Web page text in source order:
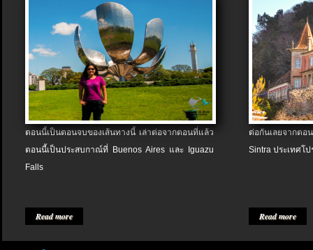
ตอนนี้เป็นตอนจบของเส้นทางนี้ เล่าต่อจากตอนที่แล้ว
ตอนนี้เป็นประสบกาณ์ที่ Buenos Aires และ Iguazu
Falls
Read more
ต่อกันเลยจากต
Sintra ประเทศโป
Read more